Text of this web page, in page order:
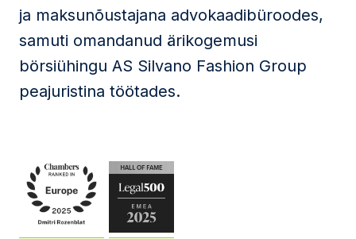
ja maksunõustajana advokaadibüroodes,
samuti omandanud ärikogemusi
börsiühingu AS Silvano Fashion Group
peajuristina töötades.